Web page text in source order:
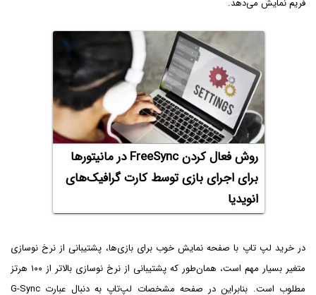
فریم نمایش می‌دهد.
روش فعال کردن FreeSync در مانیتورها
برای اجرای بازی توسط کارت گرافیک‌های
انویدیا
در خرید لپ تاپ با صفحه نمایش خوب برای بازی‌ها، پشتیبانی از نرخ نوسازی
متغیر بسیار مهم است، همان‌طور که پشتیبانی از نرخ نوسازی بالاتر از ۱۰۰ هرتز
مطلوب است. بنابراین در صفحه مشخصات لپ‌تاپ به دنبال عبارت G-Sync